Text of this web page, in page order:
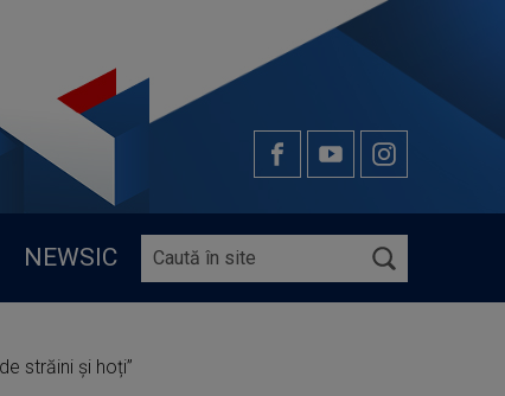
NEWSIC
străini și hoți”